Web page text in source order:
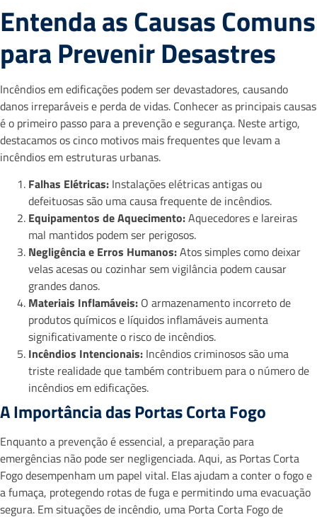
Entenda as Causas Comuns
para Prevenir Desastres
Incêndios em edificações podem ser devastadores, causando
danos irreparáveis e perda de vidas. Conhecer as principais causas
é o primeiro passo para a prevenção e segurança. Neste artigo,
destacamos os cinco motivos mais frequentes que levam a
incêndios em estruturas urbanas.
Falhas Elétricas: Instalações elétricas antigas ou
defeituosas são uma causa frequente de incêndios.
Equipamentos de Aquecimento:Aquecedores e lareiras
mal mantidos podem ser perigosos.
Negligência e Erros Humanos:Atos simples como deixar
velas acesas ou cozinhar sem vigilância podem causar
grandes danos.
Materiais Inflamáveis: O armazenamento incorreto de
produtos químicos e líquidos inflamáveis aumenta
significativamente o risco de incêndios.
Incêndios Intencionais: Incêndios criminosos são uma
triste realidade que também contribuem para o número de
incêndios em edificações.
A Importância das Portas Corta Fogo
Enquanto a prevenção é essencial, a preparação para
emergências não pode ser negligenciada. Aqui, as Portas Corta
Fogo desempenham um papel vital. Elas ajudam a conter o fogo e
a fumaça, protegendo rotas de fuga e permitindo uma evacuação
segura. Em situações de incêndio, uma Porta Corta Fogo de